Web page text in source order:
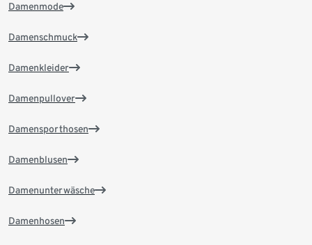
Damenmode
Damenschmuck
Damenkleider
Damenpullover
Damensporthosen
Damenblusen
Damenunterwäsche
Damenhosen